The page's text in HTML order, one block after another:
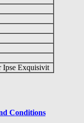
Ipse Exquisivit
Conditions